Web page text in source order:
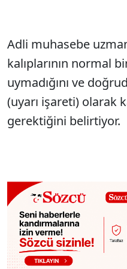
Adli muhasebe
kalıplarının normal
uymadığını ve
(uyarı işareti) olarak
gerektiğini belirtiyor.